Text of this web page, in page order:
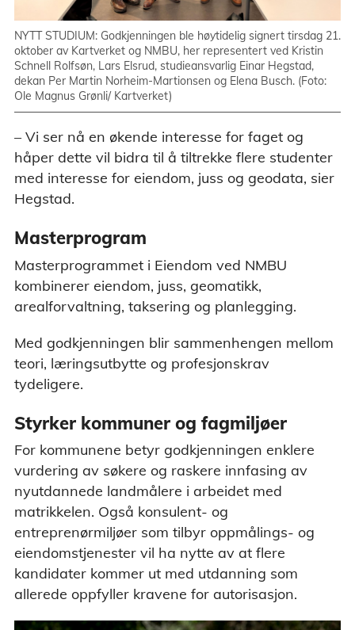
NYTT STUDIUM: Godkjenningen ble høytidelig signert tirsdag 21.
oktober av Kartverket og NMBU, her representert ved Kristin
Schnell Rolfsøn, Lars Elsrud, studieansvarlig Einar Hegstad,
dekan Per Martin Norheim-Martionsen og Elena Busch. (Foto:
Ole Magnus Grønli/ Kartverket)
– Vi ser nå en økende interesse for faget og
håper dette vil bidra til å tiltrekke flere studenter
med interesse for eiendom, juss og geodata, sier
Hegstad.
Masterprogram
Masterprogrammet i Eiendom ved NMBU
kombinerer eiendom, juss, geomatikk,
arealforvaltning, taksering og planlegging.
Med godkjenningen blir sammenhengen mellom
teori, læringsutbytte og profesjonskrav
tydeligere.
Styrker kommuner og fagmiljøer
For kommunene betyr godkjenningen enklere
vurdering av søkere og raskere innfasing av
nyutdannede landmålere i arbeidet med
matrikkelen. Også konsulent- og
entreprenørmiljøer som tilbyr oppmålings- og
eiendomstjenester vil ha nytte av at flere
kandidater kommer ut med utdanning som
allerede oppfyller kravene for autorisasjon.